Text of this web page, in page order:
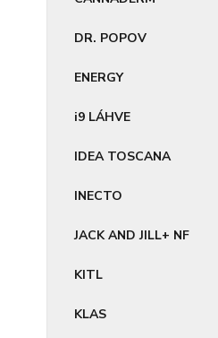
DR. POPOV
ENERGY
i9 LÁHVE
IDEA TOSCANA
INECTO
JACK AND JILL+ NF
KITL
KLAS